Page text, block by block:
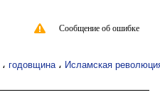
Сообщение об ошибке
، годовщина ، Исламская